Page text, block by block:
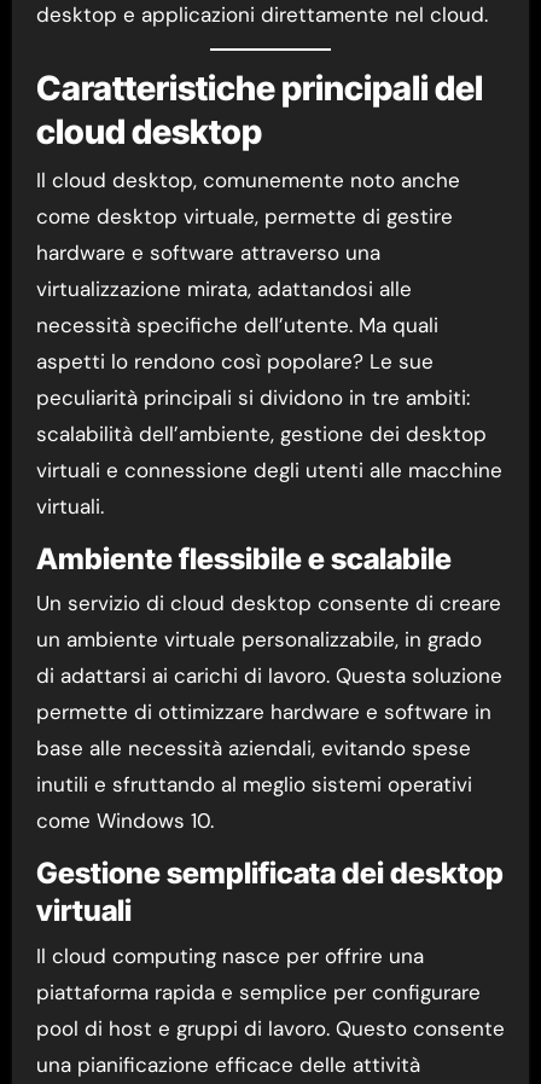
desktop e applicazioni direttamente nel cloud.
Caratteristiche principali del
cloud desktop
Il cloud desktop, comunemente noto anche
come desktop virtuale, permette di gestire
hardware e software attraverso una
virtualizzazione mirata, adattandosi alle
necessità specifiche dell’utente. Ma quali
aspetti lo rendono così popolare? Le sue
peculiarità principali si dividono in tre ambiti:
scalabilità dell’ambiente, gestione dei desktop
virtuali e connessione degli utenti alle macchine
virtuali.
Ambiente flessibile e scalabile
Un servizio di cloud desktop consente di creare
un ambiente virtuale personalizzabile, in grado
di adattarsi ai carichi di lavoro. Questa soluzione
permette di ottimizzare hardware e software in
base alle necessità aziendali, evitando spese
inutili e sfruttando al meglio sistemi operativi
come Windows 10.
Gestione semplificata dei desktop
virtuali
Il cloud computing nasce per offrire una
piattaforma rapida e semplice per configurare
pool di host e gruppi di lavoro. Questo consente
una pianificazione efficace delle attività